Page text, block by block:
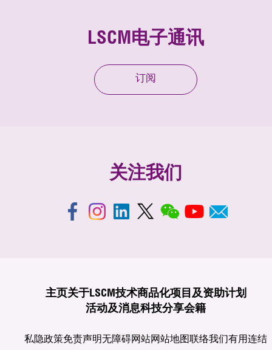
LSCM电子通讯
订阅
关注我们
主页关于LSCM技术商品化项目及资助计划
活动及消息科技分享会籍
私隐政策免责声明无障碍网站网站地图联络我们有用连结